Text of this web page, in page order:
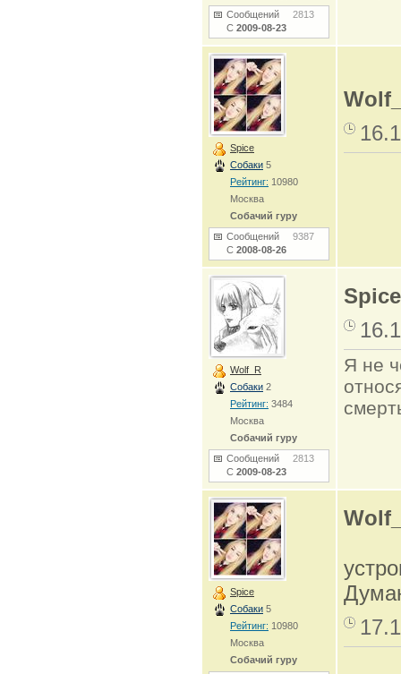
Сообщений 2813
С 2009-08-23
Spice
Собаки 5
Рейтинг: 10980
Москва
Собачий гуру
Сообщений 9387
С 2008-08-26
Wolf_R
Собаки 2
Рейтинг: 3484
Москва
Собачий гуру
Сообщений 2813
С 2009-08-23
Spice
Я не
Spice
Собаки 5
Рейтинг: 10980
Москва
Собачий гуру